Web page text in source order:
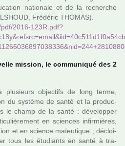
natio­nale et de la recher­che
Frédéric THOMAS).
2016-123R.pdf?
mis­sion, le com­mu­ni­qué des 2
plu­sieurs objec­tifs de long terme,
du sys­tème de santé et la pro­duc­
le champ de la santé : déve­lop­per
en scien­ces infir­miè­res,
et en science maïeu­ti­que ; décloi­
tous les étudiants en santé à tra­